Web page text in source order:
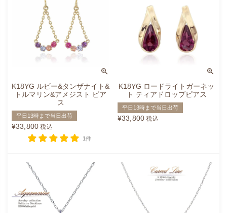
K18YG ルビー&タンザナイト&
トルマリン&アメジスト ピア
ス
平日13時まで当日出荷
¥33,800 税込
1件
K18YG ロードライトガーネッ
ト ティアドロップピアス
平日13時まで当日出荷
¥33,800 税込